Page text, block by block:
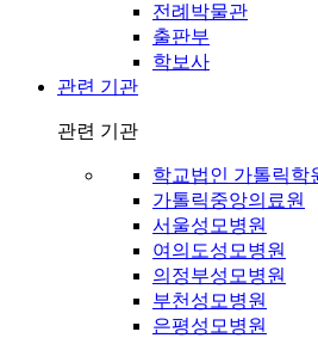
전례박물관
출판부
학보사
관련 기관
관련 기관
학교법인 가톨릭학
가톨릭중앙의료원
서울성모병원
여의도성모병원
의정부성모병원
부천성모병원
은평성모병원